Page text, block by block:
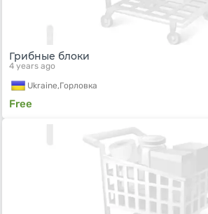
Грибные блоки
4 years ago
Ukraine,Горловка
Free